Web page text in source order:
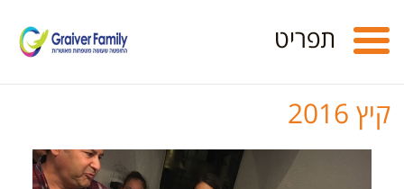
Toggle
navigation
תפריט
קיץ 2016